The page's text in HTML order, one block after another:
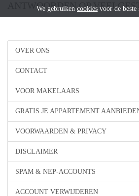
OVER ONS
CONTACT
VOOR MAKELAARS
GRATIS JE APPARTEMENT
VOORWAARDEN & PRIVACY
DISCLAIMER
SPAM & NEP-ACCOUNTS
ACCOUNT VERWIJDEREN
ANTWOORDEN OP
We gebruiken cookies voor de beste